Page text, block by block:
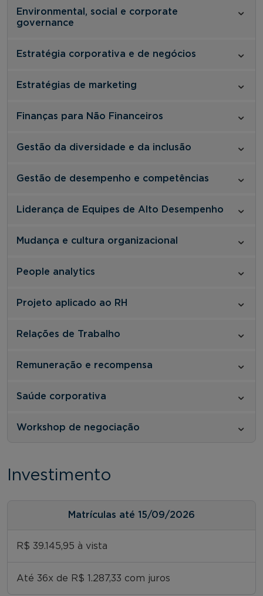
Environmental, social e corporate
governance
Estratégia corporativa e de negócios
Estratégias de marketing
Finanças para Não Financeiros
Gestão da diversidade e da inclusão
Gestão de desempenho e competências
Liderança de Equipes de Alto Desempenho
Mudança e cultura organizacional
People analytics
Projeto aplicado ao RH
Relações de Trabalho
Remuneração e recompensa
Saúde corporativa
Workshop de negociação
Investimento
Matrículas até 15/09/2026
R$ 39.145,95 à vista
Até 36x de R$ 1.287,33 com juros